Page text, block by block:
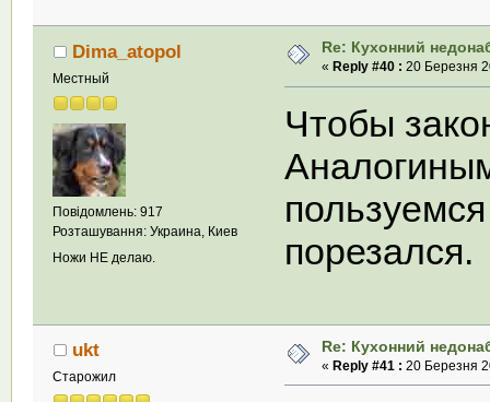
Dima_atopol
Местный
Повідомлень: 917
Розташування: Украина, Киев
Ножи НЕ делаю.
Re: Кухонний
« Reply #40 : 20 Березня
Чтобы
порезался.
ukt
Старожил
Re: Кухонний
« Reply #41 : 20 Березня